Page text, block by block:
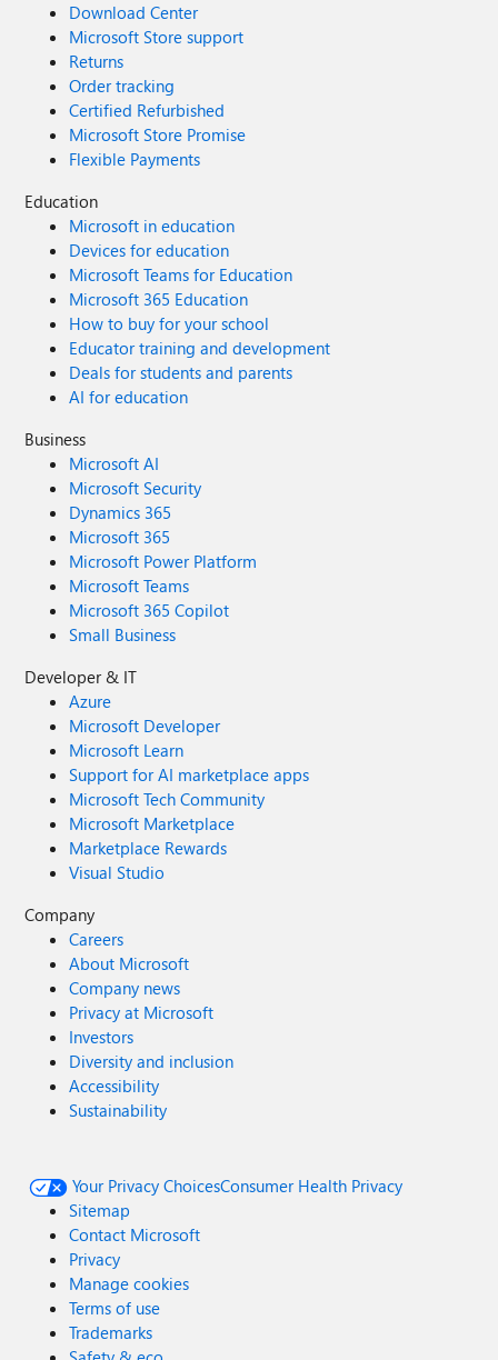
Download Center
Microsoft Store support
Returns
Order tracking
Certified Refurbished
Microsoft Store Promise
Flexible Payments
Education
Microsoft in education
Devices for education
Microsoft Teams for Education
Microsoft 365 Education
How to buy for your school
Educator training and development
Deals for students and parents
AI for education
Business
Microsoft AI
Microsoft Security
Dynamics 365
Microsoft 365
Microsoft Power Platform
Microsoft Teams
Microsoft 365 Copilot
Small Business
Developer & IT
Azure
Microsoft Developer
Microsoft Learn
Support for AI marketplace apps
Microsoft Tech Community
Microsoft Marketplace
Marketplace Rewards
Visual Studio
Company
Careers
About Microsoft
Company news
Privacy at Microsoft
Investors
Diversity and inclusion
Accessibility
Sustainability
Your Privacy ChoicesConsumer Health Privacy
Sitemap
Contact Microsoft
Privacy
Manage cookies
Terms of use
Trademarks